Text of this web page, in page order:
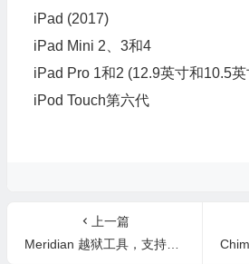
iPad (2017)
iPad Mini 2、3和4
iPad Pro 1和2 (12.9英寸和10.5英
iPod Touch第六代
上一篇
Meridian 越狱工具，支持全系iOS10.2.1~10.3.3 64位设备
Chimera越狱